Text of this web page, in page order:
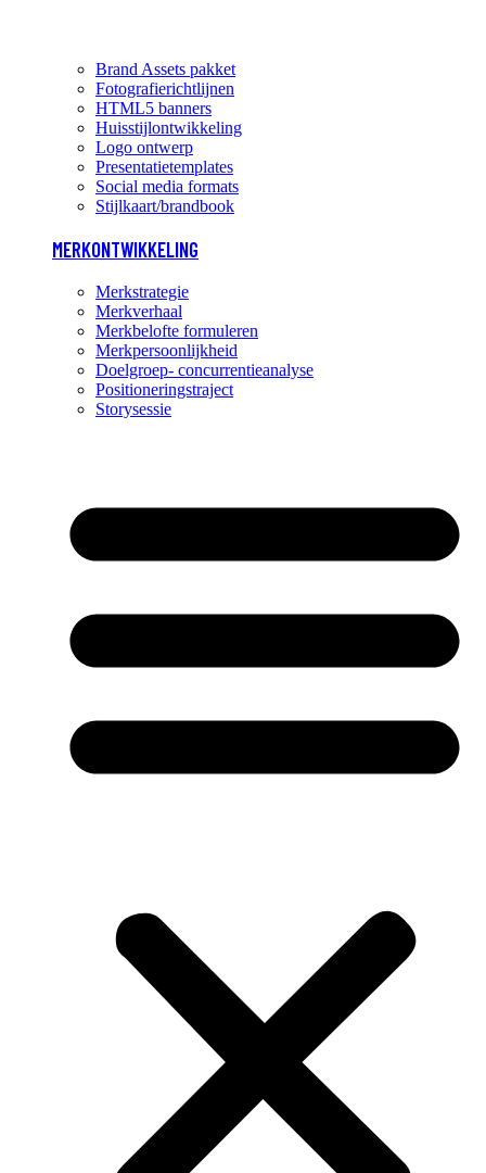
Brand Assets pakket
Fotografierichtlijnen
HTML5 banners
Huisstijlontwikkeling
Logo ontwerp
Presentatietemplates
Social media formats
Stijlkaart/brandbook
MERKONTWIKKELING
Merkstrategie
Merkverhaal
Merkbelofte formuleren
Merkpersoonlijkheid
Doelgroep- concurrentieanalyse
Positioneringstraject
Storysessie